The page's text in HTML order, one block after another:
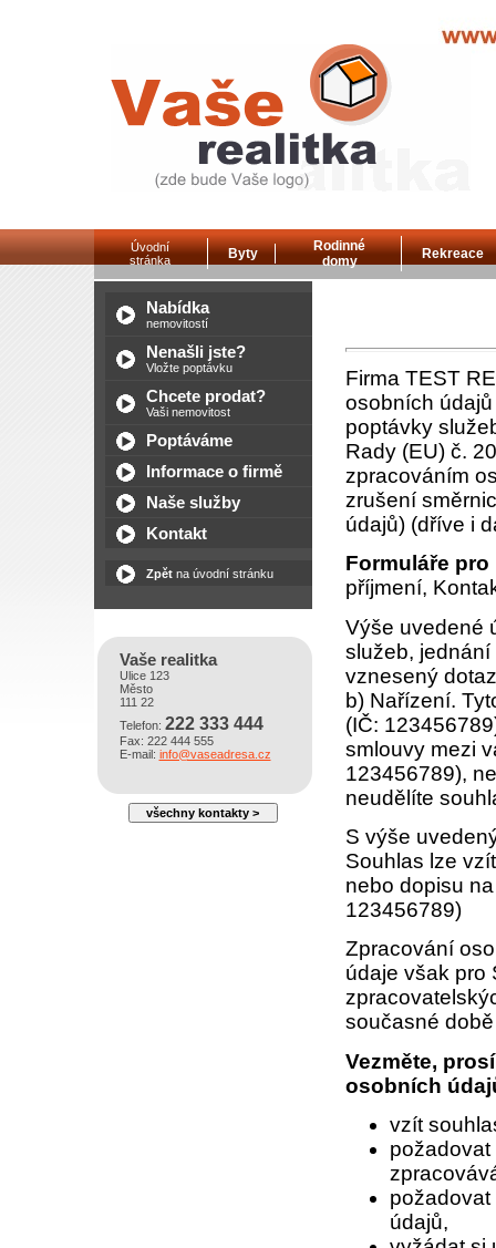
Úvodní
stránka
Byty
Rodinné
domy
Rekreace
Nabídka
nemovitostí
Nenašli jste?
Vložte poptávku
Chcete prodat?
Vaši nemovitost
Poptáváme
Informace o firmě
Naše služby
Kontakt
Zpětna úvodní stránku
Vaše realitka
Ulice 123
Město
111 22
Telefon: 222 333 444
Fax: 222 444 555
E-mail: info@vaseadresa.cz
všechny kontakty >
Firma TEST
osobních
poptávky
Rady (EU) č.
zpracováním
zrušení
údajů) (dříve i
Formuláře
příjmení,
Výše uvedené
služeb,
vznesený
b) Nařízení.
(IČ:
smlouvy mezi
123456789),
neudělíte
S výše
Souhlas lze
nebo dopisu
123456789)
Zpracování
údaje však pro
současné
Vezměte,
osobních
vzít
údajů,